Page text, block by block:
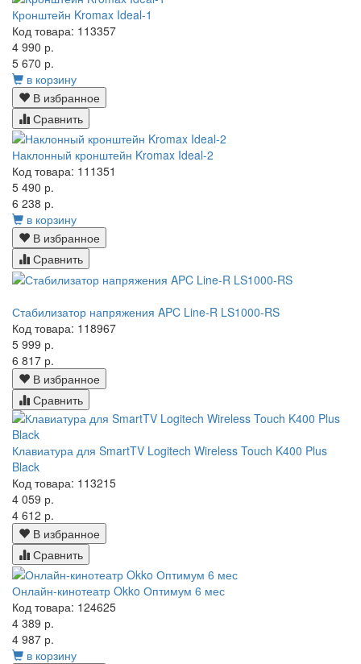
Кронштейн Kromax Ideal-1
Код товара: 113357
4 990 р.
5 670 р.
в корзину
В избранное
Сравнить
Наклонный кронштейн Kromax Ideal-2
Код товара: 111351
5 490 р.
6 238 р.
в корзину
В избранное
Сравнить
Стабилизатор напряжения APC Line-R LS1000-RS
Код товара: 118967
5 999 р.
6 817 р.
В избранное
Сравнить
Клавиатура для SmartTV Logitech Wireless Touch K400 Plus
Black
Код товара: 113215
4 059 р.
4 612 р.
В избранное
Сравнить
Онлайн-кинотеатр Okko Оптимум 6 мес
Код товара: 124625
4 389 р.
4 987 р.
в корзину